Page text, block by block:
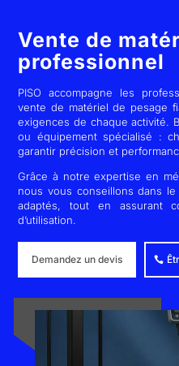
Vente de
professionnel
PISO accompagne les
vente de matériel de pesage
exigences de chaque activité.
ou équipement spécialisé :
garantir précision et
Grâce à notre expertise en
nous vous conseillons dans
adaptés, tout en assurant
d’utilisation.
Demandez un devis